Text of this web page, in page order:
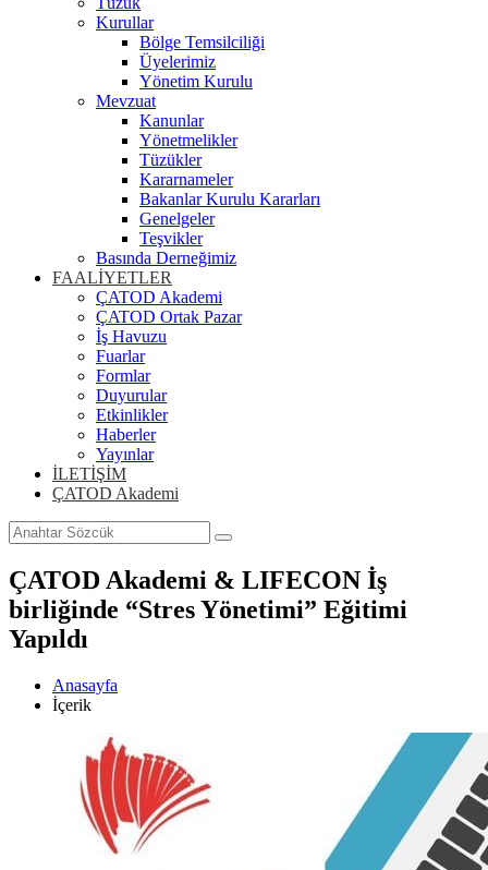
Kurullar
Bölge Temsilciliği
Üyelerimiz
Yönetim Kurulu
Mevzuat
Kanunlar
Yönetmelikler
Tüzükler
Kararnameler
Bakanlar Kurulu Kararları
Genelgeler
Teşvikler
Basında Derneğimiz
FAALİYETLER
ÇATOD Akademi
ÇATOD Ortak Pazar
İş Havuzu
Fuarlar
Formlar
Duyurular
Etkinlikler
Haberler
Yayınlar
İLETİŞİM
ÇATOD Akademi
ÇATOD Akademi & LIFECON İş
birliğinde “Stres Yönetimi” Eğitimi
Yapıldı
Anasayfa
İçerik